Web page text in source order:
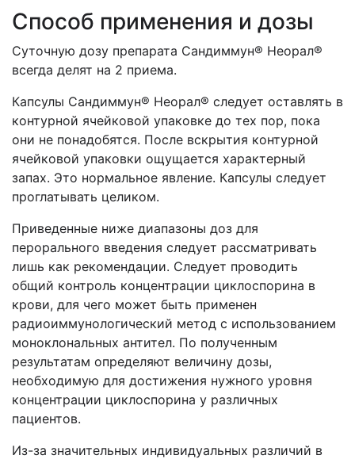
Способ применения и дозы
Суточную дозу препарата Сандиммун® Неорал®
всегда делят на 2 приема.
Капсулы Сандиммун® Неорал® следует оставлять в
контурной ячейковой упаковке до тех пор, пока
они не понадобятся. После вскрытия контурной
ячейковой упаковки ощущается характерный
запах. Это нормальное явление. Капсулы следует
проглатывать целиком.
Приведенные ниже диапазоны доз для
перорального введения следует рассматривать
лишь как рекомендации. Следует проводить
общий контроль концентрации циклоспорина в
крови, для чего может быть применен
радиоиммунологический метод с использованием
моноклональных антител. По полученным
результатам определяют величину дозы,
необходимую для достижения нужного уровня
концентрации циклоспорина у различных
пациентов.
Из-за значительных индивидуальных различий в